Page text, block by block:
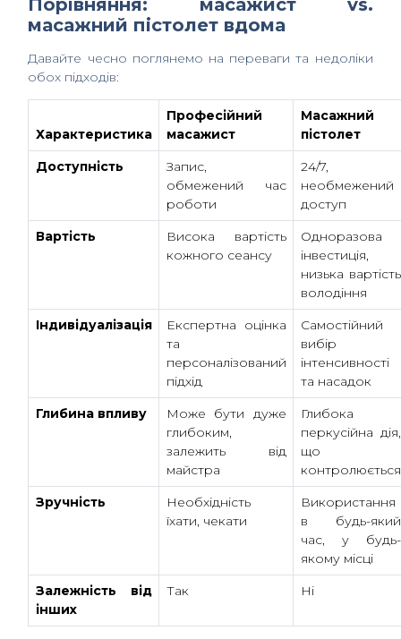
Порівняння: масажист vs.
масажний пістолет вдома
Давайте чесно поглянемо на переваги та недоліки
обох підходів:
Характеристика
Професійний
масажист
Масажний
пістолет
Доступність
Запис,
обмежений час
роботи
24/7,
необмежений
доступ
Вартість
Висока вартість
кожного сеансу
Одноразова
інвестиція,
низька вартість
володіння
Індивідуалізація
Експертна оцінка
та
персоналізований
підхід
Самостійний
вибір
інтенсивності
та насадок
Глибина впливу
Може бути дуже
глибоким,
залежить від
майстра
Глибока
перкусійна дія,
що
контролюється
Зручність
Необхідність
їхати, чекати
Використання
в будь-який
час, у будь-
якому місці
Залежність від
інших
Так Ні